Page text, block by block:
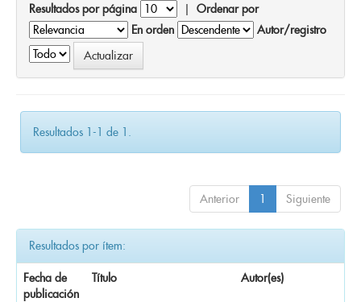
Resultados por página | Ordenar por
En orden
Autor/registro
Resultados 1-1 de 1.
Anterior 1 Siguiente
Resultados por ítem:
Fecha de
publicación
Título Autor(es)